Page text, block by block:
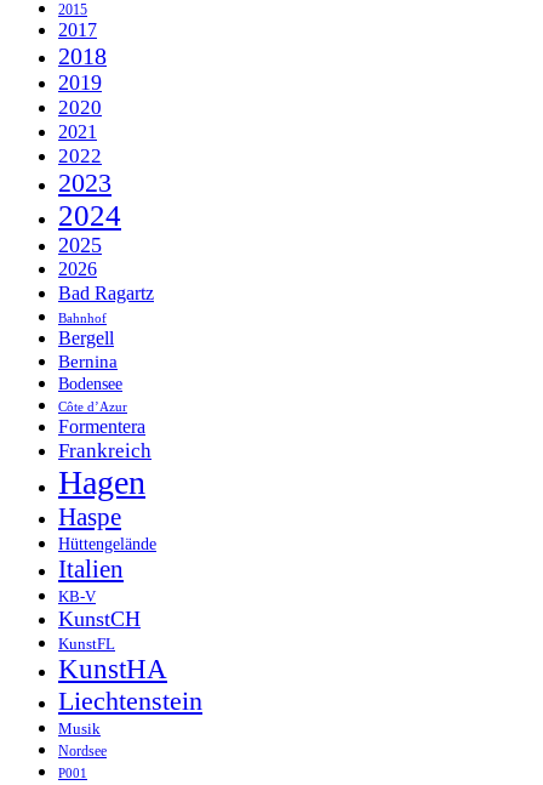
2015
2017
2018
2019
2020
2021
2022
2023
2024
2025
2026
Bad Ragartz
Bahnhof
Bergell
Bernina
Bodensee
Côte d’Azur
Formentera
Frankreich
Hagen
Haspe
Hüttengelände
Italien
KB-V
KunstCH
KunstFL
KunstHA
Liechtenstein
Musik
Nordsee
P001